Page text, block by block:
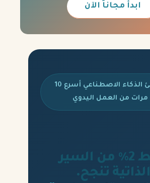
ابدأ مجاناً الآن
منشئ الذكاء الاصطناعي أسرع 10
مرات من العمل اليدوي
فقط 2% من السير
الذاتية تنجح.